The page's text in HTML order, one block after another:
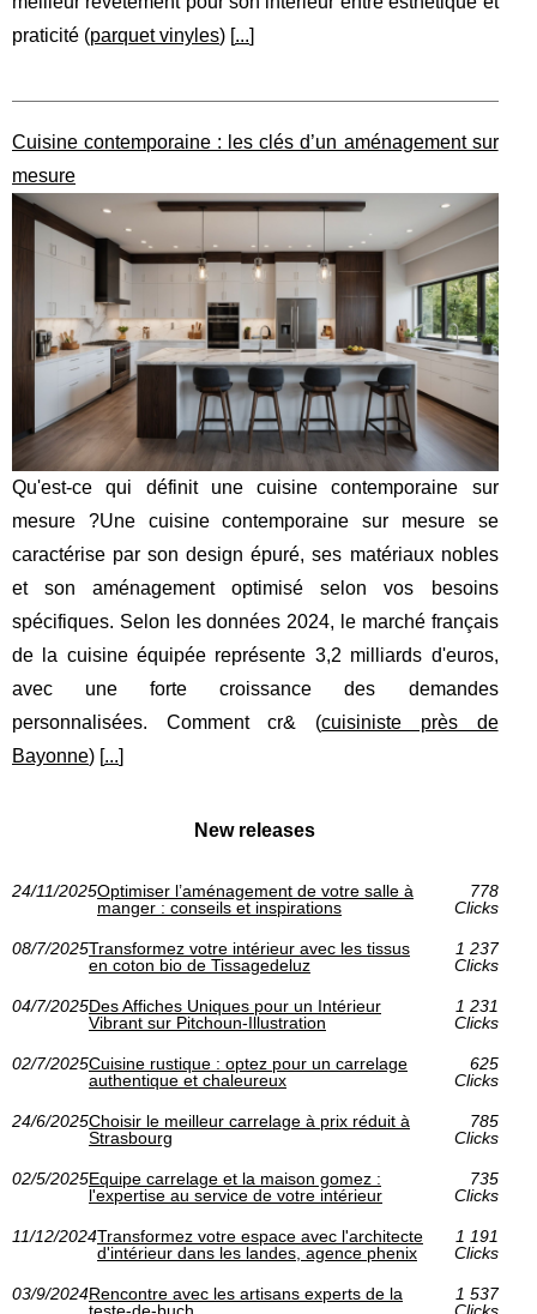
praticité (parquet vinyles) [...]
Cuisine contemporaine : les clés d’un aménagement sur
mesure
Qu'est-ce qui définit une cuisine contemporaine sur
mesure ?Une cuisine contemporaine sur mesure se
caractérise par son design épuré, ses matériaux nobles
et son aménagement optimisé selon vos besoins
spécifiques. Selon les données 2024, le marché français
de la cuisine équipée représente 3,2 milliards d'euros,
avec une forte croissance des demandes
personnalisées. Comment cr& (cuisiniste près de
Bayonne) [...]
New releases
24/11/2025Optimiser l’aménagement de votre salle à
manger : conseils et inspirations
778
Clicks
08/7/2025Transformez votre intérieur avec les tissus
en coton bio de Tissagedeluz
1 237
Clicks
04/7/2025Des Affiches Uniques pour un Intérieur
Vibrant sur Pitchoun-Illustration
1 231
Clicks
02/7/2025Cuisine rustique : optez pour un carrelage
authentique et chaleureux
625
Clicks
24/6/2025Choisir le meilleur carrelage à prix réduit à
Strasbourg
785
Clicks
02/5/2025Equipe carrelage et la maison gomez :
l'expertise au service de votre intérieur
735
Clicks
11/12/2024Transformez votre espace avec l'architecte
d'intérieur dans les landes, agence phenix
1 191
Clicks
03/9/2024Rencontre avec les artisans experts de la
teste-de-buch
1 537
Clicks